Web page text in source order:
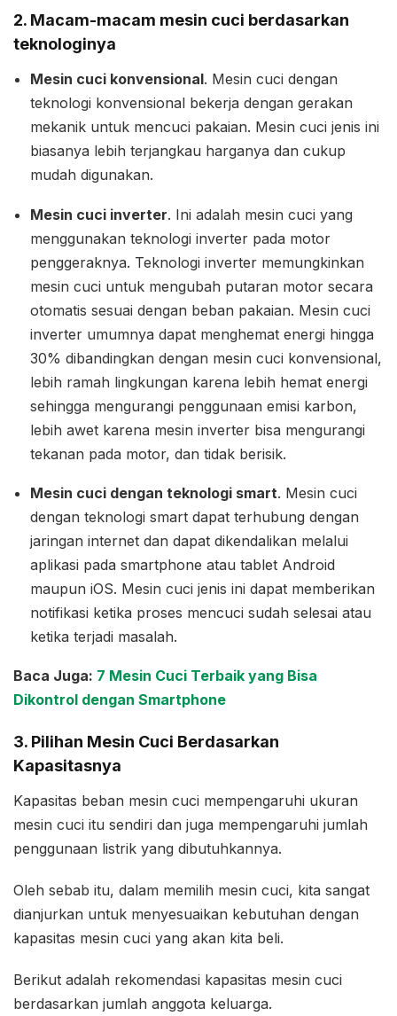
2. Macam-macam mesin cuci berdasarkan
teknologinya
Mesin cuci konvensional. Mesin cuci dengan
teknologi konvensional bekerja dengan gerakan
mekanik untuk mencuci pakaian. Mesin cuci jenis ini
biasanya lebih terjangkau harganya dan cukup
mudah digunakan.
Mesin cuci inverter. Ini adalah mesin cuci yang
menggunakan teknologi inverter pada motor
penggeraknya. Teknologi inverter memungkinkan
mesin cuci untuk mengubah putaran motor secara
otomatis sesuai dengan beban pakaian. Mesin cuci
inverter umumnya dapat menghemat energi hingga
30% dibandingkan dengan mesin cuci konvensional,
lebih ramah lingkungan karena lebih hemat energi
sehingga mengurangi penggunaan emisi karbon,
lebih awet karena mesin inverter bisa mengurangi
tekanan pada motor, dan tidak berisik.
Mesin cuci dengan teknologi smart. Mesin cuci
dengan teknologi smart dapat terhubung dengan
jaringan internet dan dapat dikendalikan melalui
aplikasi pada smartphone atau tablet Android
maupun iOS. Mesin cuci jenis ini dapat memberikan
notifikasi ketika proses mencuci sudah selesai atau
ketika terjadi masalah.
Baca Juga: 7 Mesin Cuci Terbaik yang Bisa
Dikontrol dengan Smartphone
3. Pilihan Mesin Cuci Berdasarkan
Kapasitasnya
Kapasitas beban mesin cuci mempengaruhi ukuran
mesin cuci itu sendiri dan juga mempengaruhi jumlah
penggunaan listrik yang dibutuhkannya.
Oleh sebab itu, dalam memilih mesin cuci, kita sangat
dianjurkan untuk menyesuaikan kebutuhan dengan
kapasitas mesin cuci yang akan kita beli.
Berikut adalah rekomendasi kapasitas mesin cuci
berdasarkan jumlah anggota keluarga.